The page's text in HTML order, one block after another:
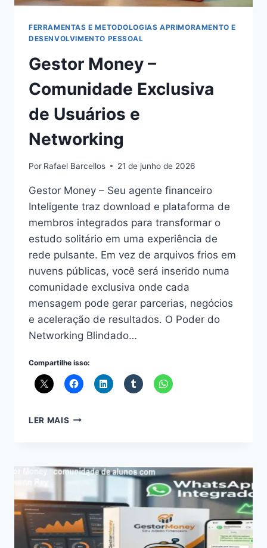
FERRAMENTAS E METODOLOGIAS APRIMORAMENTO E
DESENVOLVIMENTO PESSOAL
Gestor Money –
Comunidade Exclusiva
de Usuários e
Networking
Por Rafael Barcellos 21 de junho de 2026
Gestor Money – Seu agente financeiro
Inteligente traz download e plataforma de
membros integrados para transformar o
estudo solitário em uma experiência de
rede pulsante. Em vez de arquivos frios em
nuvens públicas, você será inserido numa
comunidade exclusiva onde cada
mensagem pode gerar parcerias, negócios
e aceleração de resultados. O Poder do
Networking Blindado…
Compartilhe isso:
LER MAIS GESTOR
EXCLUSIVA
E
NETWORKING